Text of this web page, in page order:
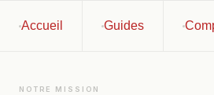
Accueil Guides
NOTRE MISSION